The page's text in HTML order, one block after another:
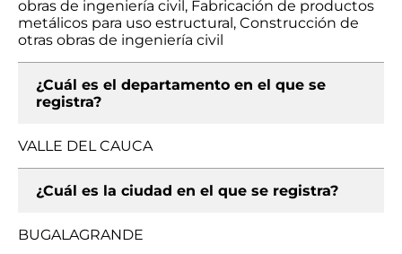
obras de ingeniería civil, Fabricación de productos
metálicos para uso estructural, Construcción de
otras obras de ingeniería civil
¿Cuál es el departamento en el que se
registra?
VALLE DEL CAUCA
¿Cuál es la ciudad en el que se registra?
BUGALAGRANDE